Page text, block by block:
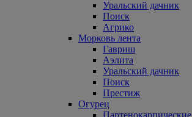
Уральский дачник
Поиск
Агрико
Морковь лента
Гавриш
Аэлита
Уральский дачник
Поиск
Престиж
Огурец
Партенокарпические